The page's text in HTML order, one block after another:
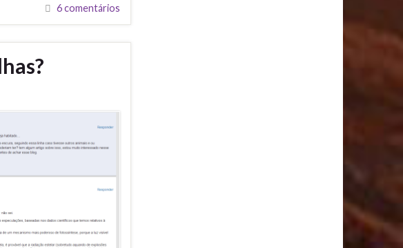
6 comentários